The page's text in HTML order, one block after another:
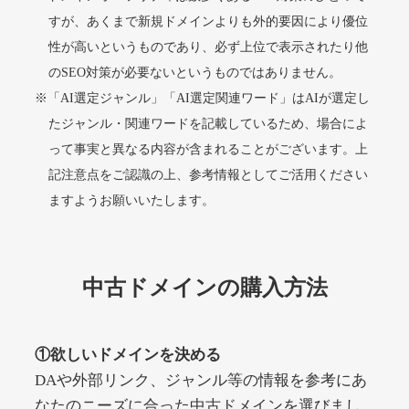
詳細を見る
alprostadil-br.info
ジャンルその他
DA51 外部リンク数 1202 ドメイン年齢1年
入札 0件
詳細を見る
10,800円 入札 0件
すが、あくまで新規ドメインよりも外的要因により優位
性が高いというものであり、必ず上位で表示されたり他
のSEO対策が必要ないというものではありません。
※「AI選定ジャンル」「AI選定関連ワード」はAIが選定し
たジャンル・関連ワードを記載しているため、場合によ
って事実と異なる内容が含まれることがございます。上
記注意点をご認識の上、参考情報としてご活用ください
ますようお願いいたします。
中古ドメインの購入方法
①欲しいドメインを決める
DAや外部リンク、ジャンル等の情報を参考にあ